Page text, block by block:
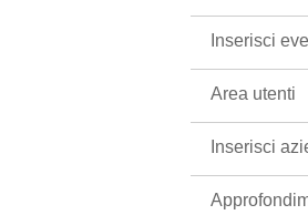
Inserisci
Area utenti
Inserisci